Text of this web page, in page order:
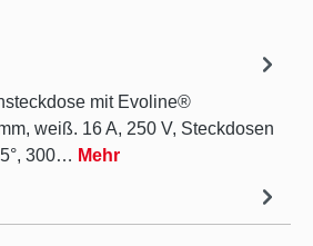
mit Evoline®
weiß. 16 A, 250 V, Steckdosen
300… Mehr